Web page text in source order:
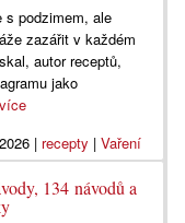
podzimem, ale
zazářit v každém
autor receptů,
jako
více
| recepty | Vaření
134 návodů a